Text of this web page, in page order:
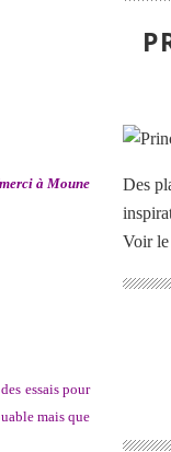
à Moune
essais pour
mais que
Des
Voir